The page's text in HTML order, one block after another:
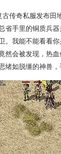
古传奇私服发布田
省手里的铜质兵
。我能不能看看
然会被发现，热
绪如脱缰的神兽